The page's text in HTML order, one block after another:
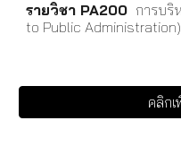
รายวิชา PA200 การบริ
to Public
คลิกเ